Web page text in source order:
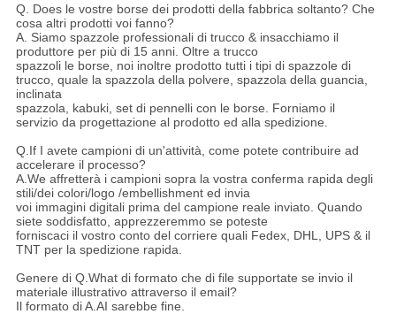
Q. Does le vostre borse dei prodotti della fabbrica soltanto? Che
cosa altri prodotti voi fanno?
A. Siamo spazzole professionali di trucco & insacchiamo il
produttore per più di 15 anni. Oltre a trucco
spazzoli le borse, noi inoltre prodotto tutti i tipi di spazzole di
trucco, quale la spazzola della polvere, spazzola della guancia,
inclinata
spazzola, kabuki, set di pennelli con le borse. Forniamo il
servizio da progettazione al prodotto ed alla spedizione.
Q.If I avete campioni di un'attività, come potete contribuire ad
accelerare il processo?
A.We affretterà i campioni sopra la vostra conferma rapida degli
stili/dei colori/logo /embellishment ed invia
voi immagini digitali prima del campione reale inviato. Quando
siete soddisfatto, apprezzeremmo se poteste
forniscaci il vostro conto del corriere quali Fedex, DHL, UPS & il
TNT per la spedizione rapida.
Genere di Q.What di formato che di file supportate se invio il
materiale illustrativo attraverso il email?
Il formato di A.AI sarebbe fine.